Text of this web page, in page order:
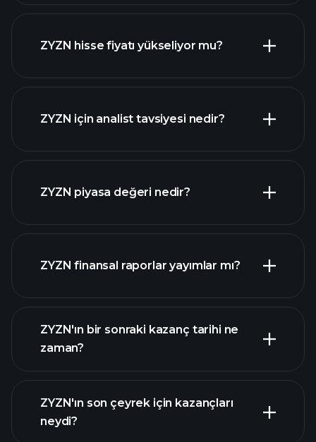
gelişmiş grafik
ZYZN hisse fiyatı yükseliyor mu?
ZYZN grafik
ZYZN için analist tavsiyesi nedir?
ZYZN piyasa değeri nedir?
piyasa
ZYZN finansal raporlar yayımlar mı?
ZYZN finansal verilerini
ZYZN'ın bir sonraki kazanç tarihi ne
zaman?
ZYZN'ın son çeyrek için kazançları
neydi?